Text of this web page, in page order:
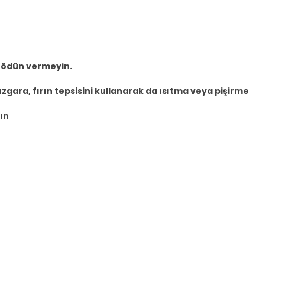
ödün vermeyin.
fırın tepsisini kullanarak da ısıtma veya pişirme